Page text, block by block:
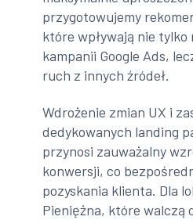
przygotowujemy
które wpływają nie
kampanii Google Ads,
ruch z innych źródeł.
Wdrożenie zmian UX i
dedykowanych landing
przynosi zauważalny
konwersji, co
pozyskania klienta. Dla
Pieniężna, które walczą